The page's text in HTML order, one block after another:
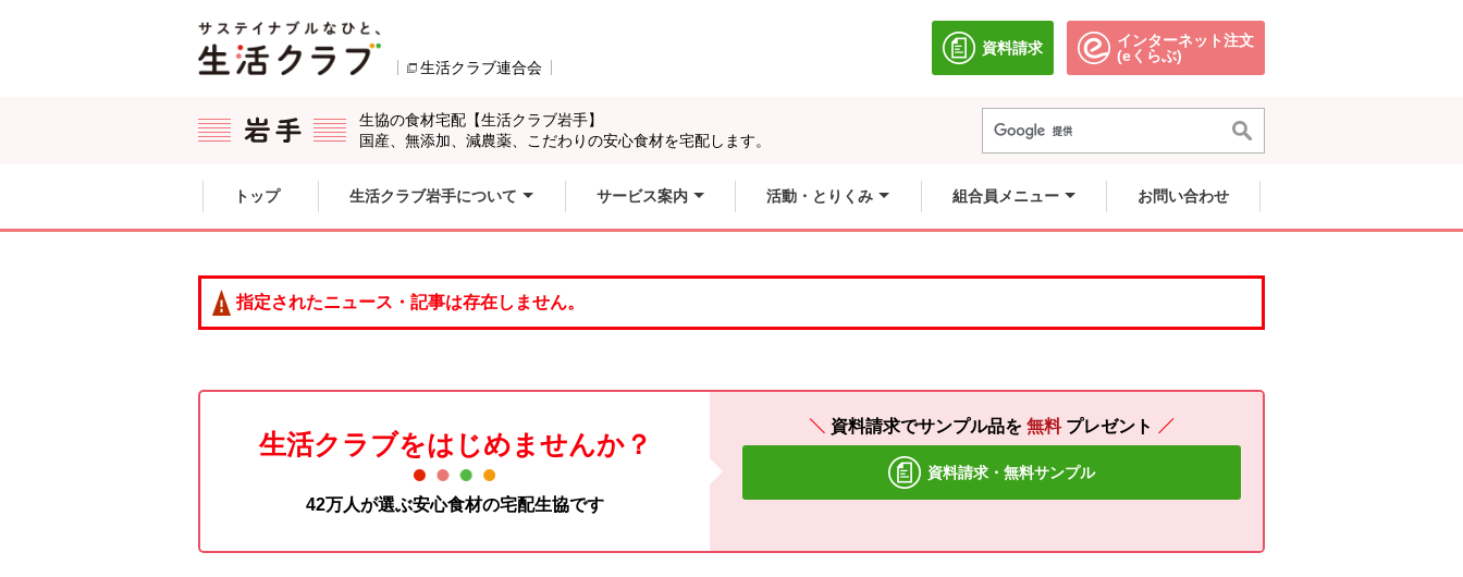
生活クラブ連合会
資料請求
別のウィンドウで開きます。
インターネット注文
(eくらぶ)別のウィンドウで開きます。
生協の食材宅配【生活クラブ岩手】
国産、無添加、減農薬、こだわりの安心食材を宅配します。
ここからサイト内共通メニューです。
サイト内共通メニューをスキップする
トップ 生活クラブ岩手について サービス案内 活動・とりくみ 組合員メニュー お問い合わせ
指定されたニュース・記事は存在しません。
生活クラブをはじめませんか？
42万人が選ぶ安心食材の宅配生協です
資料請求でサンプル品を 無料 プレゼント
資料請求・無料サンプル